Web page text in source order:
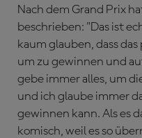
Nach dem Grand Prix
beschrieben: "Das ist
kaum glauben, dass
um zu gewinnen und
gebe immer alles, um
und ich glaube immer
gewinnen kann. Als es
komisch, weil es so